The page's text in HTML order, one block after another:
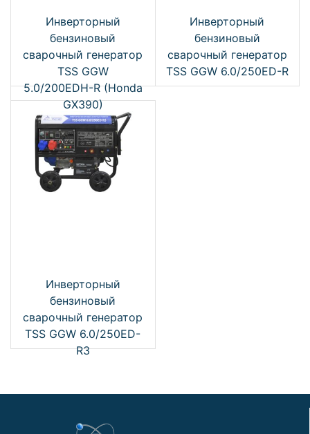
Инверторный
бензиновый
сварочный генератор
TSS GGW
5.0/200EDH-R (Honda
GX390)
Инверторный
бензиновый
сварочный генератор
TSS GGW 6.0/250ED-R
Инверторный
бензиновый
сварочный генератор
TSS GGW 6.0/250ED-
R3